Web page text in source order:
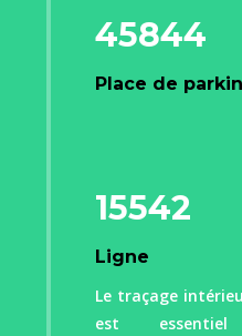
45844
Place de
15542
Ligne
Le traçage
est